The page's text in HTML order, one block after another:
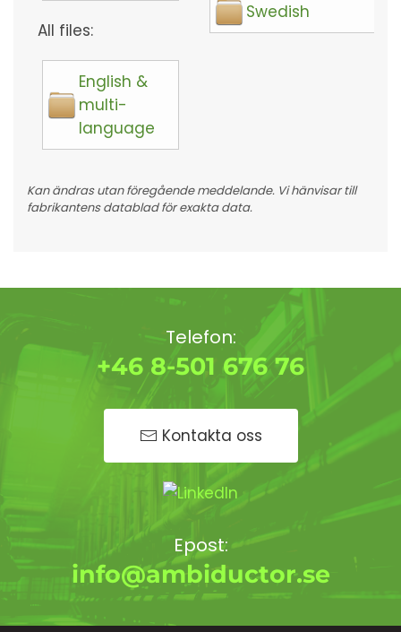
All files:
English &
multi-
language
Swedish
Kan ändras utan föregående meddelande. Vi hänvisar till
fabrikantens datablad för exakta data.
Telefon:
+46 8-501 676 76
Kontakta oss
Epost:
info@ambiductor.se